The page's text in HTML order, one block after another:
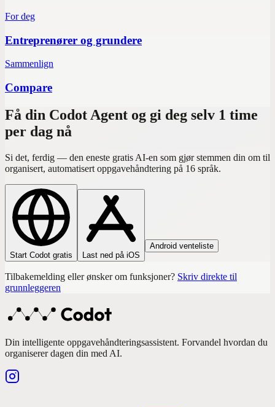
For deg
Entreprenører og grundere
Sammenlign
Compare
Få din Codot Agent og gi deg selv 1 time
per dag nå
Si det, ferdig — den eneste gratis AI-en som gjør stemmen din om til
organisert, automatisert oppgavehåndtering på 16 språk.
Start Codot gratis Last ned på iOS
Android venteliste
Tilbakemelding eller ønsker om funksjoner? Skriv direkte til
grunnleggeren
Din intelligente oppgavehåndteringsassistent. Forvandel hvordan du
organiserer dagen din med AI.